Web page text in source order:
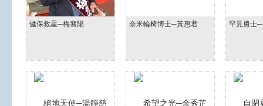
健保救星─梅襄陽 奈米輪椅博士─黃惠君 罕見勇士